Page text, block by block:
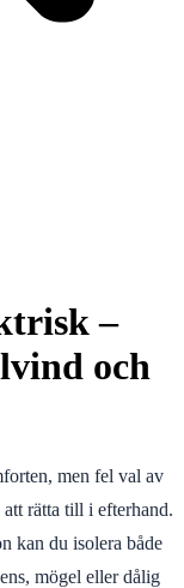
–
och
men fel val av
rätta till i efterhand.
kan du isolera både
mögel eller dålig